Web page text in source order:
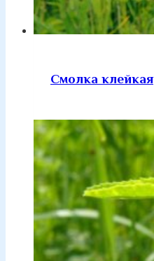
Смолка клейкая